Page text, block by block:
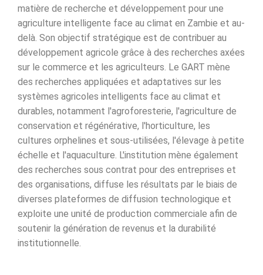
matière de recherche et développement pour une
agriculture intelligente face au climat en Zambie et au-
delà. Son objectif stratégique est de contribuer au
développement agricole grâce à des recherches axées
sur le commerce et les agriculteurs. Le GART mène
des recherches appliquées et adaptatives sur les
systèmes agricoles intelligents face au climat et
durables, notamment l'agroforesterie, l'agriculture de
conservation et régénérative, l'horticulture, les
cultures orphelines et sous-utilisées, l'élevage à petite
échelle et l'aquaculture. L'institution mène également
des recherches sous contrat pour des entreprises et
des organisations, diffuse les résultats par le biais de
diverses plateformes de diffusion technologique et
exploite une unité de production commerciale afin de
soutenir la génération de revenus et la durabilité
institutionnelle.